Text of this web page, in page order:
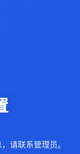
请联系管理员。